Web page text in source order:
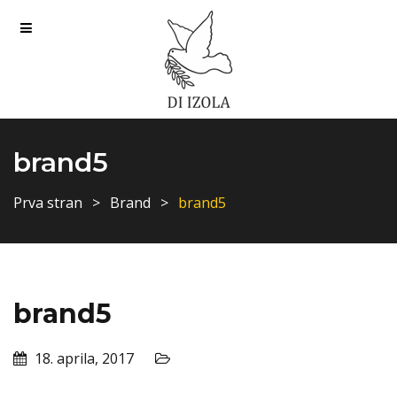
brand5
Prva stran Brand brand5
brand5
18. aprila, 2017